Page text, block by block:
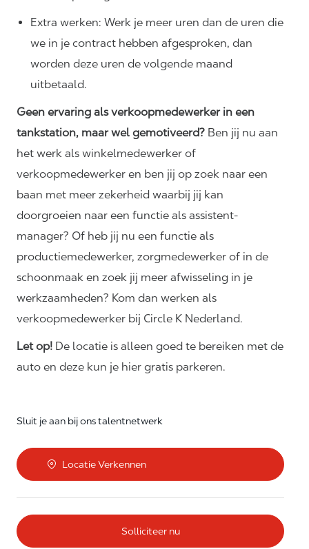
Extra werken: Werk je meer uren dan de uren die
we in je contract hebben afgesproken, dan
worden deze uren de volgende maand
uitbetaald.
Geen ervaring als verkoopmedewerker in een
tankstation, maar wel gemotiveerd? Ben jij nu aan
het werk als winkelmedewerker of
verkoopmedewerker en ben jij op zoek naar een
baan met meer zekerheid waarbij jij kan
doorgroeien naar een functie als assistent-
manager? Of heb jij nu een functie als
productiemedewerker, zorgmedewerker of in de
schoonmaak en zoek jij meer afwisseling in je
werkzaamheden? Kom dan werken als
verkoopmedewerker bij Circle K Nederland.
Let op! De locatie is alleen goed te bereiken met de
auto en deze kun je hier gratis parkeren.
Sluit je aan bij ons talentnetwerk
Locatie Verkennen
Solliciteer nu